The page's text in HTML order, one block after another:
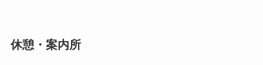
休憩・案内所